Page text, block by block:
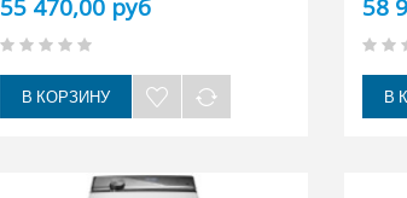
55 470,00 руб
В КОРЗИНУ
58
В